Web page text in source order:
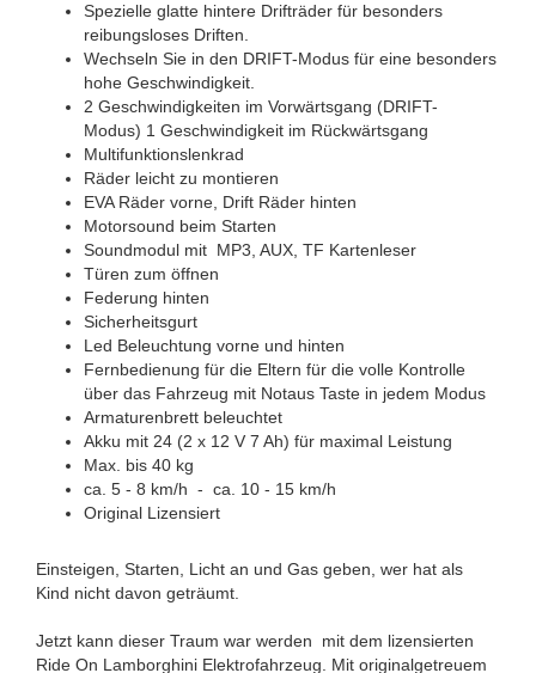
Spezielle glatte hintere Drifträder für besonders
reibungsloses Driften.
Wechseln Sie in den DRIFT-Modus für eine besonders
hohe Geschwindigkeit.
2 Geschwindigkeiten im Vorwärtsgang (DRIFT-
Modus) 1 Geschwindigkeit im Rückwärtsgang
Multifunktionslenkrad
Räder leicht zu montieren
EVA Räder vorne, Drift Räder hinten
Motorsound beim Starten
Soundmodul mit MP3, AUX, TF Kartenleser
Türen zum öffnen
Federung hinten
Sicherheitsgurt
Led Beleuchtung vorne und hinten
Fernbedienung für die Eltern für die volle Kontrolle
über das Fahrzeug mit Notaus Taste in jedem Modus
Armaturenbrett beleuchtet
Akku mit 24 (2 x 12 V 7 Ah) für maximal Leistung
Max. bis 40 kg
ca. 5 - 8 km/h - ca. 10 - 15 km/h
Original Lizensiert
Einsteigen, Starten, Licht an und Gas geben, wer hat als
Kind nicht davon geträumt.
Jetzt kann dieser Traum war werden mit dem lizensierten
Ride On Lamborghini Elektrofahrzeug. Mit originalgetreuem